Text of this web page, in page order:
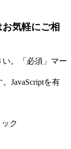
気軽にご相
。「必須」マー
JavaScriptを有
ク